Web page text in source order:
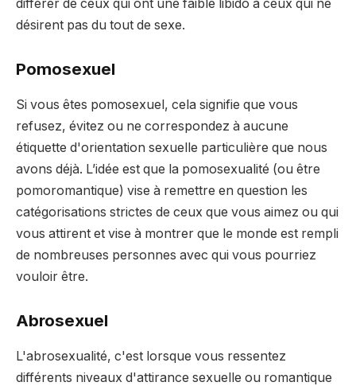
différer de ceux qui ont une faible libido à ceux qui ne
désirent pas du tout de sexe.
Pomosexuel
Si vous êtes pomosexuel, cela signifie que vous
refusez, évitez ou ne correspondez à aucune
étiquette d'orientation sexuelle particulière que nous
avons déjà. L’idée est que la pomosexualité (ou être
pomoromantique) vise à remettre en question les
catégorisations strictes de ceux que vous aimez ou qui
vous attirent et vise à montrer que le monde est rempli
de nombreuses personnes avec qui vous pourriez
vouloir être.
Abrosexuel
L'abrosexualité, c'est lorsque vous ressentez
différents niveaux d'attirance sexuelle ou romantique